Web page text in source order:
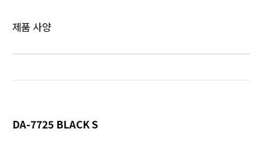
제품 사양
DA-7725 BLACK S